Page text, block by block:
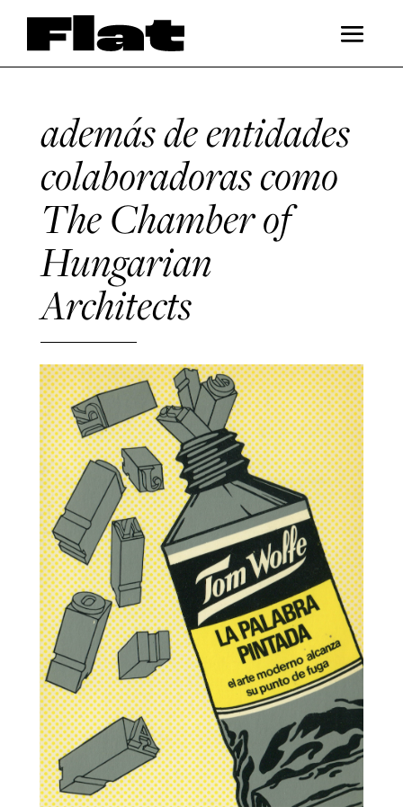
además de entidades
colaboradoras como
The Chamber of
Hungarian
Architects